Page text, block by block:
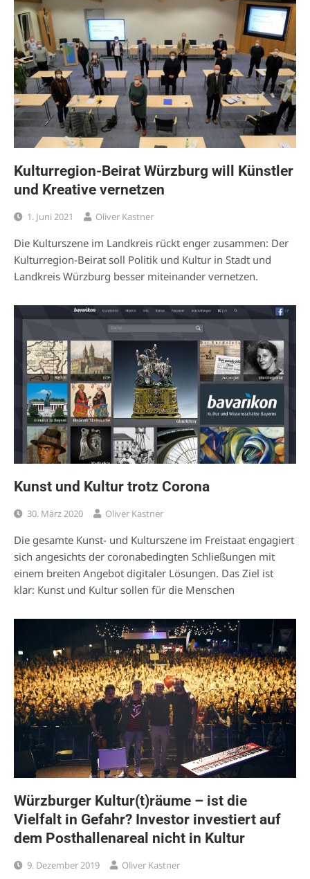
Kulturregion-Beirat Würzburg will Künstler
und Kreative vernetzen
1. Juni 2021 Oliver Kastner
Die Kulturszene im Landkreis rückt enger zusammen: Der
Kulturregion-Beirat soll Politik und Kultur in Stadt und
Landkreis Würzburg besser miteinander vernetzen.
Kunst und Kultur trotz Corona
30. März 2020 Oliver Kastner
Die gesamte Kunst- und Kulturszene im Freistaat engagiert
sich angesichts der coronabedingten Schließungen mit
einem breiten Angebot digitaler Lösungen. Das Ziel ist
klar: Kunst und Kultur sollen für die Menschen
Würzburger Kultur(t)räume – ist die
Vielfalt in Gefahr? Investor investiert auf
dem Posthallenareal nicht in Kultur
9. Dezember 2019 Oliver Kastner